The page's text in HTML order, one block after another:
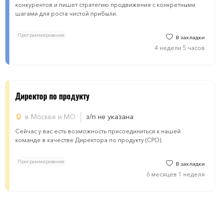
конкурентов и пишет стратегию продвижения с конкретными
шагами для роста чистой прибыли.
Программирование В закладки
4 недели 5 часов
Директор по продукту
в Москве и МО з/п не указана
Сейчас у вас есть возможность присоединиться к нашей
команде в качестве Директора по продукту (CPO).
Программирование В закладки
6 месяцев 1 неделя